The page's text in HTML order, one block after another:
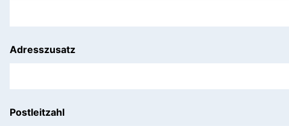
Adresszusatz
Postleitzahl